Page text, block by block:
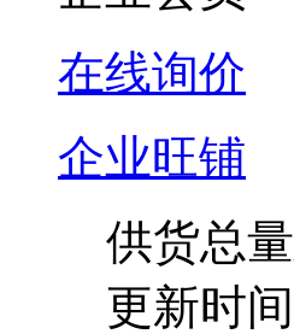
在线询价
企业旺铺
供货总量
更新时间